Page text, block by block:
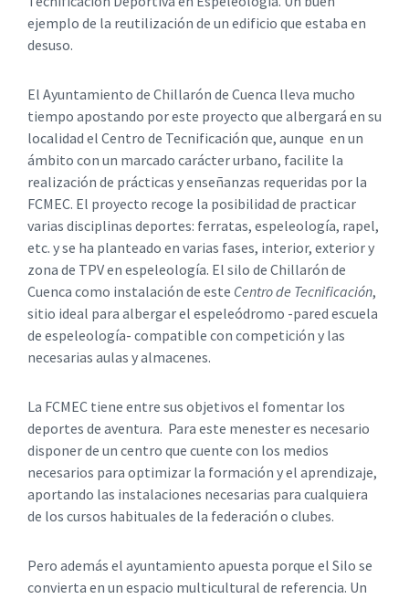
ejemplo de la reutilización de un edificio que estaba en
desuso.
El Ayuntamiento de Chillarón de Cuenca lleva mucho
tiempo apostando por este proyecto que albergará en su
localidad el Centro de Tecnificación que, aunque en un
ámbito con un marcado carácter urbano, facilite la
realización de prácticas y enseñanzas requeridas por la
FCMEC. El proyecto recoge la posibilidad de practicar
varias disciplinas deportes: ferratas, espeleología, rapel,
etc. y se ha planteado en varias fases, interior, exterior y
zona de TPV en espeleología. El silo de Chillarón de
Cuenca como instalación de este Centro de Tecnificación,
sitio ideal para albergar el espeleódromo -pared escuela
de espeleología- compatible con competición y las
necesarias aulas y almacenes.
La FCMEC tiene entre sus objetivos el fomentar los
deportes de aventura. Para este menester es necesario
disponer de un centro que cuente con los medios
necesarios para optimizar la formación y el aprendizaje,
aportando las instalaciones necesarias para cualquiera
de los cursos habituales de la federación o clubes.
Pero además el ayuntamiento apuesta porque el Silo se
convierta en un espacio multicultural de referencia. Un